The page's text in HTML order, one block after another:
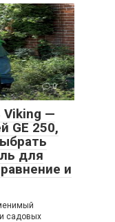
0
Viking —
GE 250,
для
и
садовых